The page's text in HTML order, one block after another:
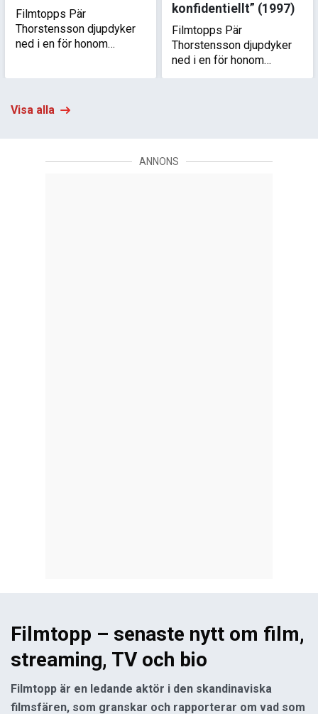
konfidentiellt” (1997)
Filmtopps Pär
Thorstensson djupdyker
ned i en för honom
Filmtopps Pär
Thorstensson djupdyker
ned i en för honom
Lied to You” av karaktären
Sammie i Ryan Cooglers
Visa alla
ANNONS
Filmtopp – senaste nytt om film,
streaming, TV och bio
Filmtopp är en ledande aktör i den skandinaviska
filmsfären, som granskar och rapporterar om vad som